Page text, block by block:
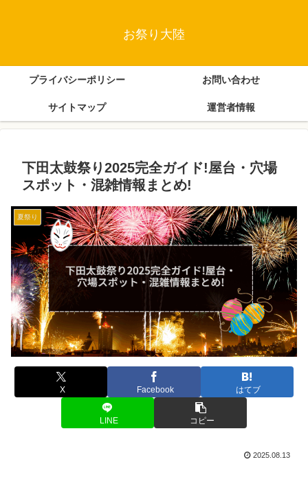
お祭り大陸
プライバシーポリシー お問い合わせ
サイトマップ 運営者情報
下田太鼓祭り2025完全ガイド!屋台・穴場
スポット・混雑情報まとめ!
夏祭り
X Facebook はてブ
LINE コピー
2025.08.13